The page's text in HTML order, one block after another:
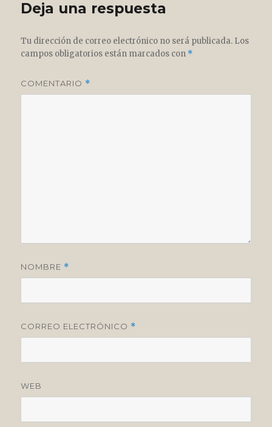
Deja una respuesta
Tu dirección de correo electrónico no será publicada. Los
campos obligatorios están marcados con *
COMENTARIO *
NOMBRE *
CORREO ELECTRÓNICO *
WEB